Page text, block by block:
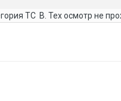
ТС В. Тех осмотр не